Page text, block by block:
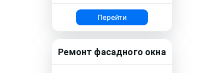
Перейти
Ремонт фасадного окна